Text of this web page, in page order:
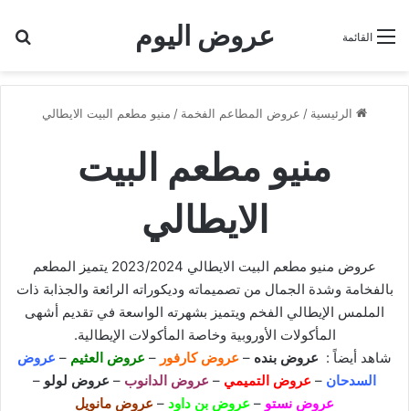
عروض اليوم القائمة
الرئيسية / عروض المطاعم الفخمة / منيو مطعم البيت الايطالي
منيو مطعم البيت
الايطالي
عروض منيو مطعم البيت الايطالي 2023/2024 يتميز المطعم
بالفخامة وشدة الجمال من تصميماته وديكوراته الرائعة والجذابة ذات
الملمس الإيطالي الفخم ويتميز بشهرته الواسعة في تقديم أشهى
المأكولات الأوروبية وخاصة المأكولات الإيطالية.
شاهد أيضاً : عروض بنده – عروض كارفور – عروض العثيم – عروض
السدحان – عروض التميمي – عروض الدانوب – عروض لولو –
عروض نستو – عروض بن داود – عروض مانويل